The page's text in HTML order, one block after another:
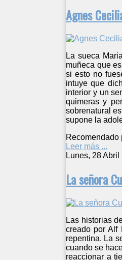
Agnes
La sueca
muñeca que
si esto no
intuye que
interior y un
quimeras y
sobrenatural
supone la
Recomendado
Leer más ...
Lunes, 28
La señora
Las historias
creado por Alf
repentina. La
cuando se
reaccionar a